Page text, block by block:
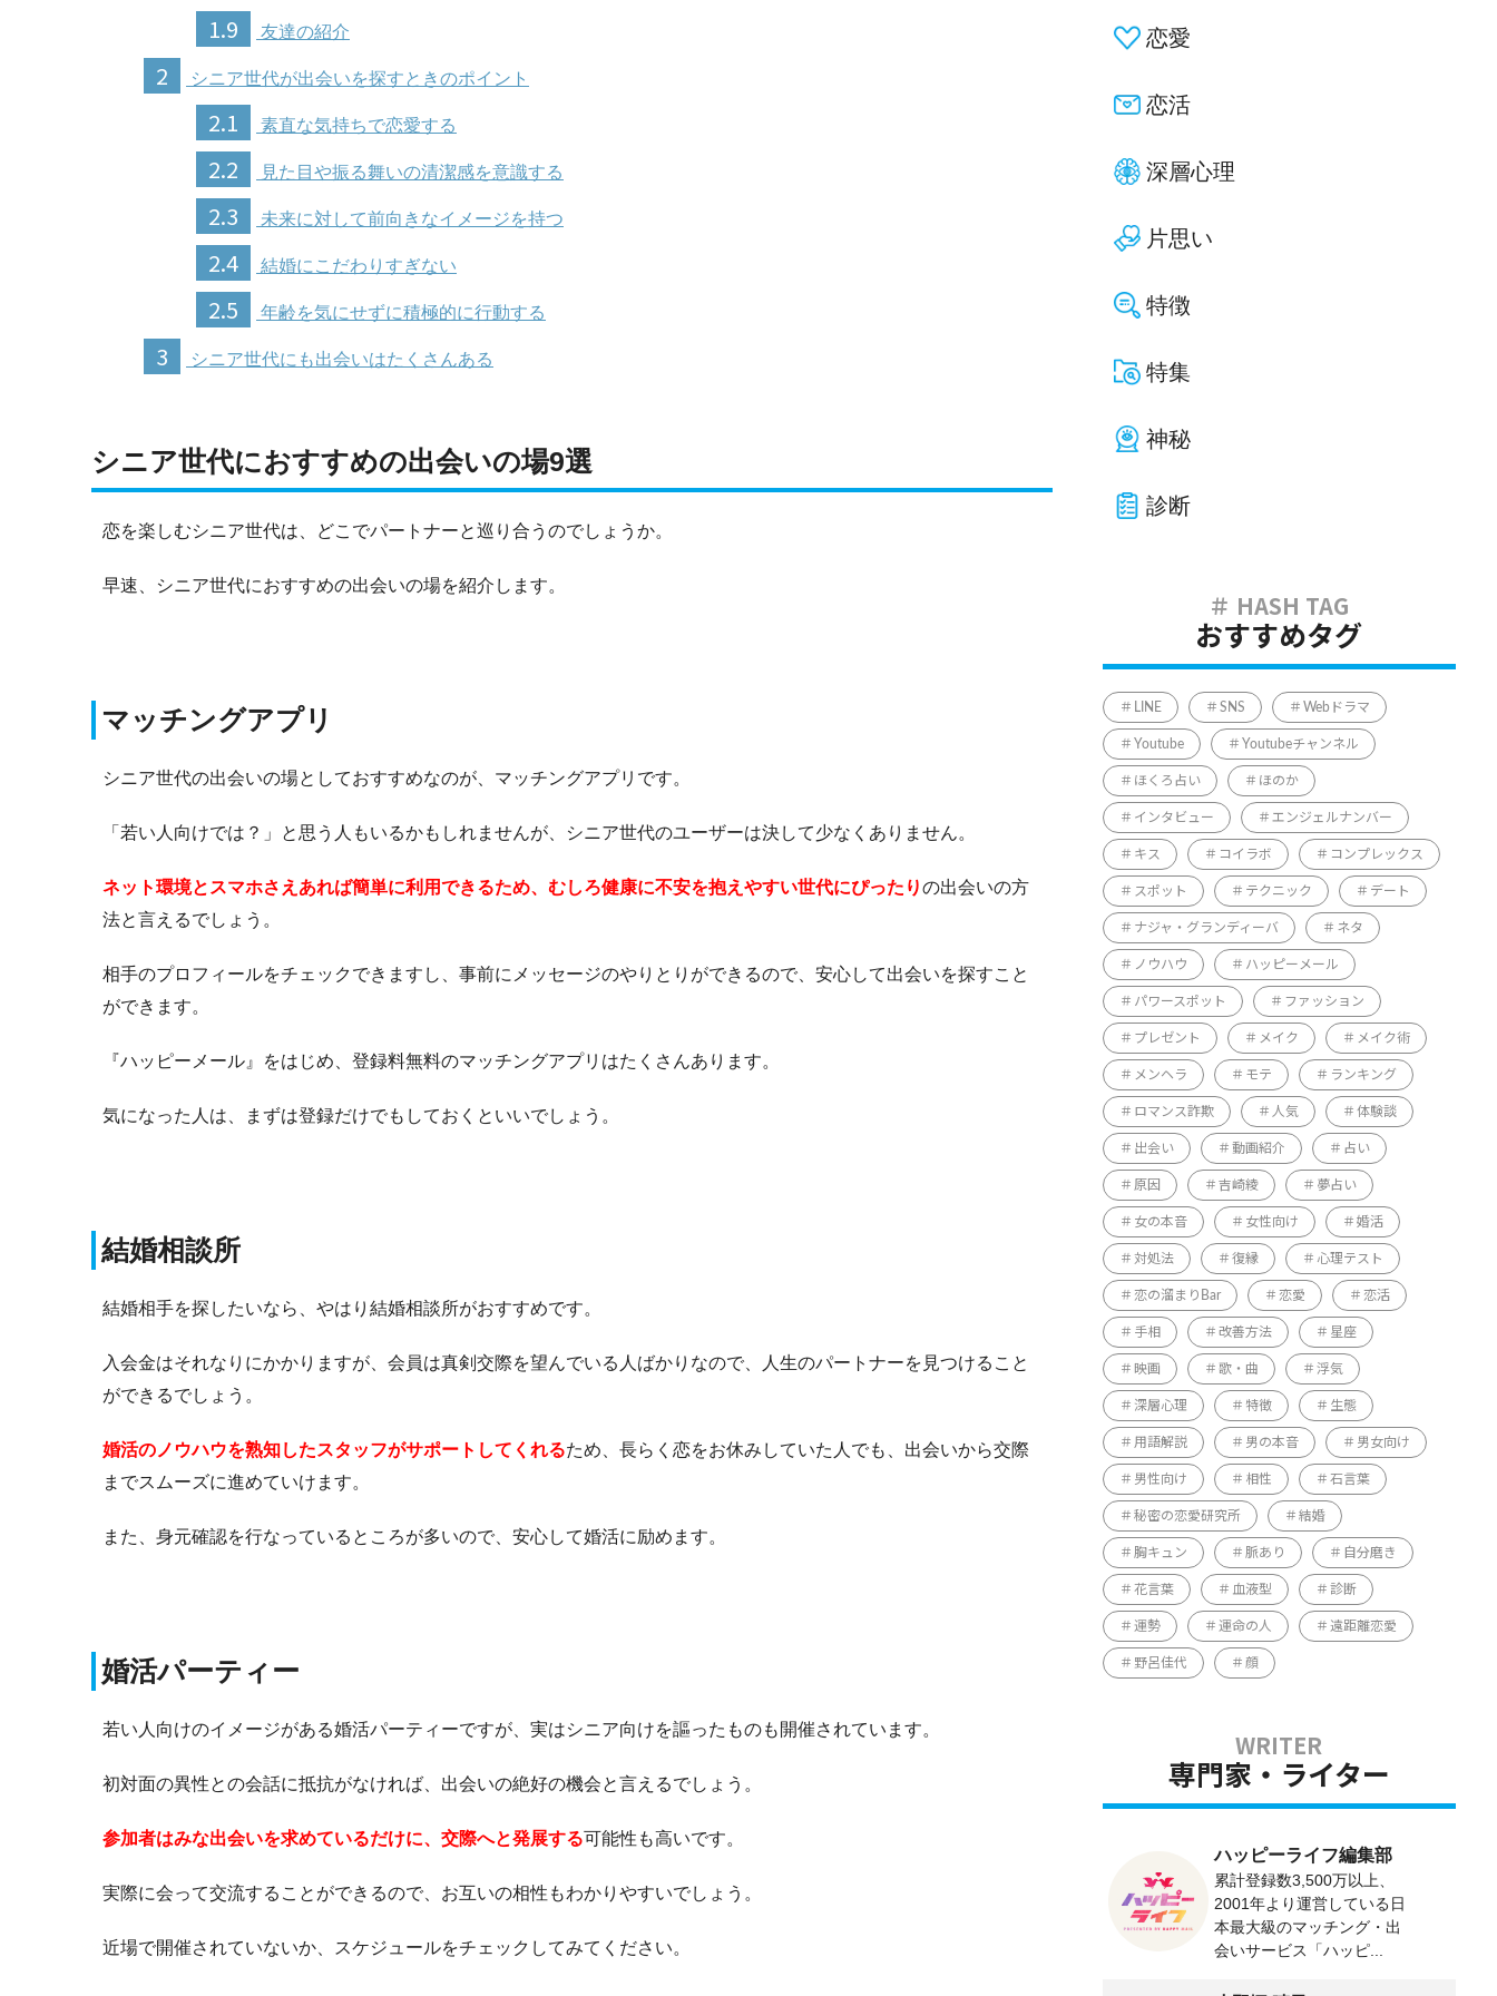
1.9 友達の紹介
2 シニア世代が出会いを探すときのポイント
2.1 素直な気持ちで恋愛する
2.2 見た目や振る舞いの清潔感を意識する
2.3 未来に対して前向きなイメージを持つ
2.4 結婚にこだわりすぎない
2.5 年齢を気にせずに積極的に行動する
3 シニア世代にも出会いはたくさんある
シニア世代におすすめの出会いの場9選
恋を楽しむシニア世代は、どこでパートナーと巡り合うのでしょうか。
早速、シニア世代におすすめの出会いの場を紹介します。
マッチングアプリ
シニア世代の出会いの場としておすすめなのが、マッチングアプリです。
「若い人向けでは？」と思う人もいるかもしれませんが、シニア世代のユーザーは決して少なくありません。
ネット環境とスマホさえあれば簡単に利用できるため、むしろ健康に不安を抱えやすい世代にぴったりの出会いの方
法と言えるでしょう。
相手のプロフィールをチェックできますし、事前にメッセージのやりとりができるので、安心して出会いを探すこと
ができます。
『ハッピーメール』をはじめ、登録料無料のマッチングアプリはたくさんあります。
気になった人は、まずは登録だけでもしておくといいでしょう。
結婚相談所
結婚相手を探したいなら、やはり結婚相談所がおすすめです。
入会金はそれなりにかかりますが、会員は真剣交際を望んでいる人ばかりなので、人生のパートナーを見つけること
ができるでしょう。
婚活のノウハウを熟知したスタッフがサポートしてくれるため、長らく恋をお休みしていた人でも、出会いから交際
までスムーズに進めていけます。
また、身元確認を行なっているところが多いので、安心して婚活に励めます。
婚活パーティー
若い人向けのイメージがある婚活パーティーですが、実はシニア向けを謳ったものも開催されています。
初対面の異性との会話に抵抗がなければ、出会いの絶好の機会と言えるでしょう。
参加者はみな出会いを求めているだけに、交際へと発展する可能性も高いです。
実際に会って交流することができるので、お互いの相性もわかりやすいでしょう。
近場で開催されていないか、スケジュールをチェックしてみてください。
恋愛
恋活
深層心理
片思い
特徴
特集
神秘
診断
おすすめタグ
LINE SNS Webドラマ
Youtube Youtubeチャンネル
ほくろ占い ほのか
インタビュー エンジェルナンバー
キス コイラボ コンプレックス
スポット テクニック デート
ナジャ・グランディーバ ネタ
ノウハウ ハッピーメール
パワースポット ファッション
プレゼント メイク メイク術
メンヘラ モテ ランキング
ロマンス詐欺 人気 体験談
出会い 動画紹介 占い
原因 吉崎綾 夢占い
女の本音 女性向け 婚活
対処法 復縁 心理テスト
恋の溜まりBar 恋愛 恋活
手相 改善方法 星座
映画 歌・曲 浮気
深層心理 特徴 生態
用語解説 男の本音 男女向け
男性向け 相性 石言葉
秘密の恋愛研究所 結婚
胸キュン 脈あり 自分磨き
花言葉 血液型 診断
運勢 運命の人 遠距離恋愛
野呂佳代 顔
専門家・ライター
ハッピーライフ編集部
累計登録数3,500万以上、
2001年より運営している日
本最大級のマッチング・出
会いサービス「ハッピ...